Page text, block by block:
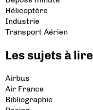
Hélicoptère
Industrie
Transport Aérien
Les sujets à lire
Airbus
Air France
Bibliographie